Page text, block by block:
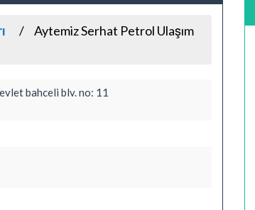
Aytemiz Serhat Petrol Ulaşım
bahceli blv. no: 11